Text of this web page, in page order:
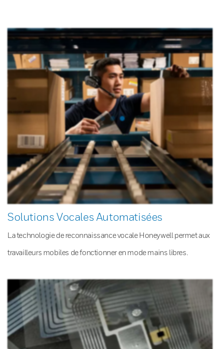
Solutions Vocales Automatisées
La technologie de reconnaissance vocale Honeywell permet aux
travailleurs mobiles de fonctionner en mode mains libres.